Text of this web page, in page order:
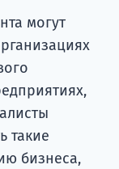
могут
такие
бизнеса,